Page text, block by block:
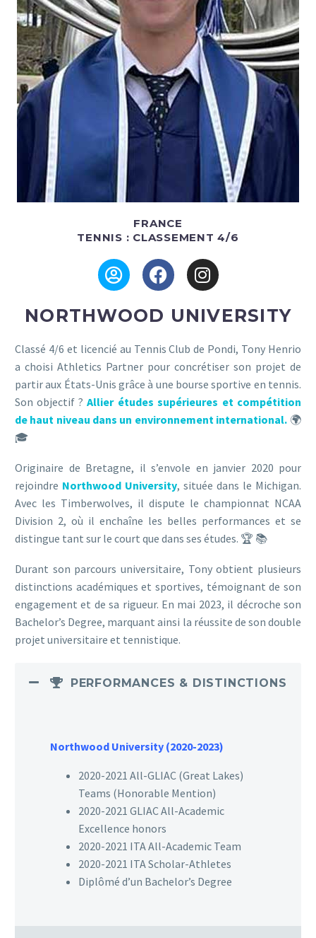
FRANCE
TENNIS : CLASSEMENT 4/6
NORTHWOOD UNIVERSITY
Classé 4/6 et licencié au Tennis Club de Pondi, Tony Henrio
a choisi Athletics Partner pour concrétiser son projet de
partir aux États-Unis grâce à une bourse sportive en tennis.
Son objectif ? Allier études supérieures et compétition
de haut niveau dans un environnement international. 🌍
🎓
Originaire de Bretagne, il s’envole en janvier 2020 pour
rejoindre Northwood University, située dans le Michigan.
Avec les Timberwolves, il dispute le championnat NCAA
Division 2, où il enchaîne les belles performances et se
distingue tant sur le court que dans ses études. 🏆 📚
Durant son parcours universitaire, Tony obtient plusieurs
distinctions académiques et sportives, témoignant de son
engagement et de sa rigueur. En mai 2023, il décroche son
Bachelor’s Degree, marquant ainsi la réussite de son double
projet universitaire et tennistique.
PERFORMANCES & DISTINCTIONS
Northwood University (2020-2023)
2020-2021 All-GLIAC (Great Lakes)
Teams (Honorable Mention)
2020-2021 GLIAC All-Academic
Excellence honors
2020-2021 ITA All-Academic Team
2020-2021 ITA Scholar-Athletes
Diplômé d’un Bachelor’s Degree